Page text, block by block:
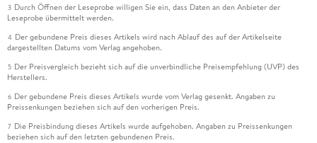
3 Durch Öffnen der Leseprobe willigen Sie ein, dass Daten an den Anbieter der
Leseprobe übermittelt werden.
4 Der gebundene Preis dieses Artikels wird nach Ablauf des auf der Artikelseite
dargestellten Datums vom Verlag angehoben.
5 Der Preisvergleich bezieht sich auf die unverbindliche Preisempfehlung (UVP) des
Herstellers.
6 Der gebundene Preis dieses Artikels wurde vom Verlag gesenkt. Angaben zu
Preissenkungen beziehen sich auf den vorherigen Preis.
7 Die Preisbindung dieses Artikels wurde aufgehoben. Angaben zu Preissenkungen
beziehen sich auf den letzten gebundenen Preis.